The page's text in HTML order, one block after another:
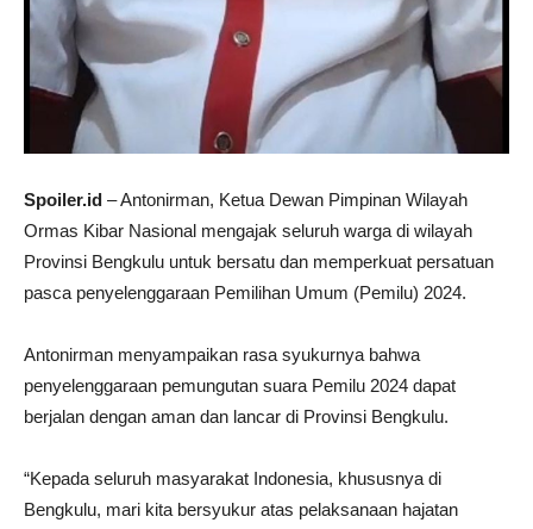
Spoiler.id – Antonirman, Ketua Dewan Pimpinan Wilayah
Ormas Kibar Nasional mengajak seluruh warga di wilayah
Provinsi Bengkulu untuk bersatu dan memperkuat persatuan
pasca penyelenggaraan Pemilihan Umum (Pemilu) 2024.
Antonirman menyampaikan rasa syukurnya bahwa
penyelenggaraan pemungutan suara Pemilu 2024 dapat
berjalan dengan aman dan lancar di Provinsi Bengkulu.
“Kepada seluruh masyarakat Indonesia, khususnya di
Bengkulu, mari kita bersyukur atas pelaksanaan hajatan